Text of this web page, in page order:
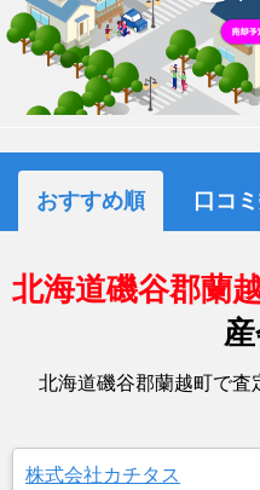
おすすめ順 口コ
北海道磯谷郡蘭
北海道磯谷郡蘭越町で査
株式会社カチタス